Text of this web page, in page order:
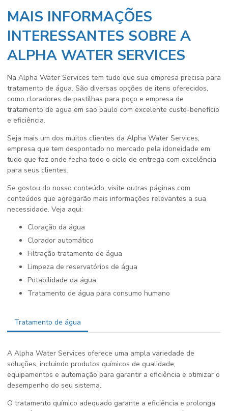
MAIS INFORMAÇÕES
INTERESSANTES SOBRE A
ALPHA WATER SERVICES
Na Alpha Water Services tem tudo que sua empresa precisa para
tratamento de água. São diversas opções de itens oferecidos,
como cloradores de pastilhas para poço e empresa de
tratamento de agua em sao paulo com excelente custo-benefício
e eficiência.
Seja mais um dos muitos clientes da Alpha Water Services,
empresa que tem despontado no mercado pela idoneidade em
tudo que faz onde fecha todo o ciclo de entrega com excelência
para seus clientes.
Se gostou do nosso conteúdo, visite outras páginas com
conteúdos que agregarão mais informações relevantes a sua
necessidade. Veja aqui:
cloração da água
clorador automático
filtração tratamento de água
limpeza de reservatórios de água
potabilidade da água
tratamento de água para consumo humano
Tratamento de água
A Alpha Water Services oferece uma ampla variedade de
soluções, incluindo produtos químicos de qualidade,
equipamentos e automação para garantir a eficiência e otimizar o
desempenho do seu sistema.
O tratamento químico adequado garante a eficiência e prolonga